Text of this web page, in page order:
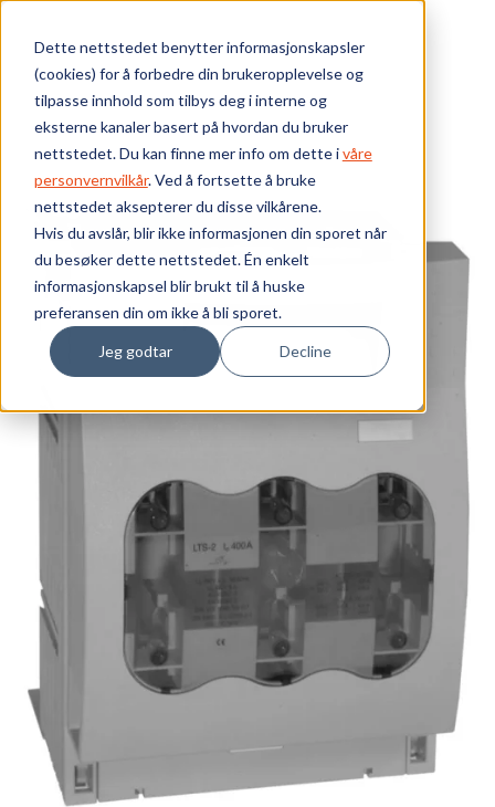
Dette nettstedet benytter informasjonskapsler
(cookies) for å forbedre din brukeropplevelse og
tilpasse innhold som tilbys deg i interne og
eksterne kanaler basert på hvordan du bruker
nettstedet. Du kan finne mer info om dette ivåre
personvernvilkår. Ved å fortsette å bruke
nettstedet aksepterer du disse vilkårene.
Hvis du avslår, blir ikke informasjonen din sporet når
du besøker dette nettstedet. Én enkelt
informasjonskapsel blir brukt til å huske
preferansen din om ikke å bli sporet.
Jeg godtar Decline
Skip to main content
Bærekraft
Vi tilbyr
Ressurser
Om oss